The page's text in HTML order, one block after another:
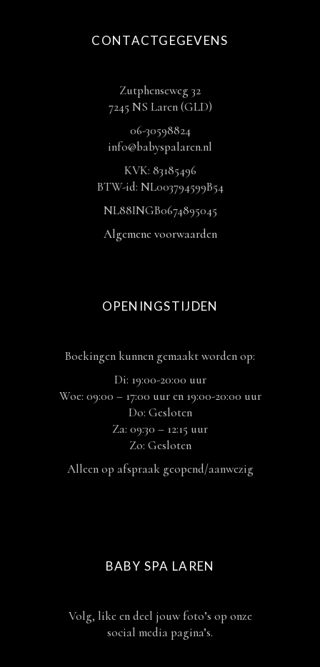
CONTACTGEGEVENS
Zutphenseweg 32
7245 NS Laren (GLD)
06-30598824
info@babyspalaren.nl
KVK: 83185496
BTW-id: NL003794599B54
NL88INGB0674895045
Algemene voorwaarden
OPENINGSTIJDEN
Boekingen kunnen gemaakt worden op:
Di: 19:00-20:00 uur
Woe: 09:00 – 17:00 uur en 19:00-20:00 uur
Do: Gesloten
Za: 09:30 – 12:15 uur
Zo: Gesloten
Alleen op afspraak geopend/aanwezig
BABY SPA LAREN
Volg, like en deel jouw foto’s op onze
social media pagina’s.